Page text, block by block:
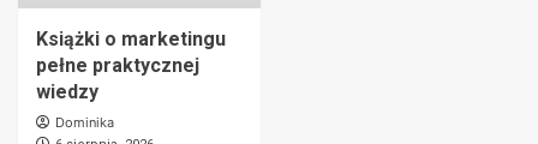
Książki o marketingu
pełne praktycznej
wiedzy
Dominika